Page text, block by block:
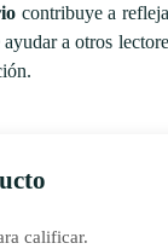
contribuye a
a otros
calificar.